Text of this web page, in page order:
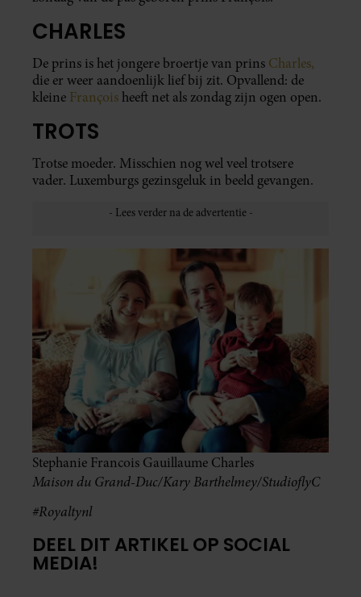
CHARLES
De prins is het jongere broertje van prins Charles,
die er weer aandoenlijk lief bij zit. Opvallend: de
kleine François heeft net als zondag zijn ogen open.
TROTS
Trotse moeder. Misschien nog wel veel trotsere
vader. Luxemburgs gezinsgeluk in beeld gevangen.
Stephanie Francois Gauillaume Charles
Maison du Grand-Duc/Kary Barthelmey/StudioflyC
#Royaltynl
DEEL DIT ARTIKEL OP SOCIAL
MEDIA!